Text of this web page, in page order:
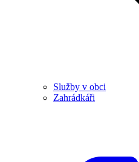
Služby v obci
Zahrádkáři